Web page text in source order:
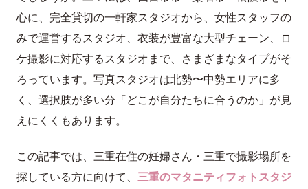
心に、完全貸切の一軒家スタジオから、女性スタッフの
みで運営するスタジオ、衣装が豊富な大型チェーン、ロ
ケ撮影に対応するスタジオまで、さまざまなタイプがそ
ろっています。写真スタジオは北勢〜中勢エリアに多
く、選択肢が多い分「どこが自分たちに合うのか」が見
えにくくもあります。
この記事では、三重在住の妊婦さん・三重で撮影場所を
探している方に向けて、 三重のマタニティフォトスタジ